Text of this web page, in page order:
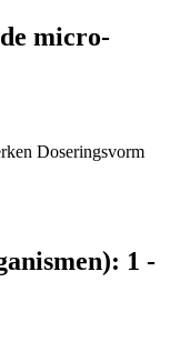
micro-
Doseringsvorm
1 -